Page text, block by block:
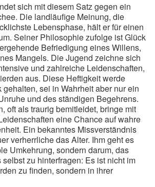
sich mit diesem Satz gegen ein
Die landläufige Meinung, die
Lebensphase, hält er für einen
Seiner Philosophie zufolge ist Glück
Befriedigung eines Willens,
Mangels. Die Jugend zeichne sich
und zahlreiche Leidenschaften,
aus. Diese Heftigkeit werde
sei in Wahrheit aber nur ein
und des ständigen Begehrens.
oft als traurig bemitleidet, bringe mit
eine Chance auf wahre
Ein bekanntes Missverständnis
verherrliche das Alter. Ihm geht es
Umkehrung, sondern darum, das
zu hinterfragen: Es ist nicht im
zu finden, sondern in ihrer